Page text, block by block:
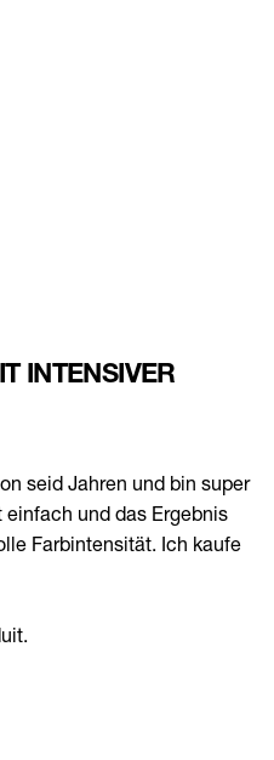
INTENSIVER
seid Jahren und bin super
und das Ergebnis
Farbintensität. Ich kaufe